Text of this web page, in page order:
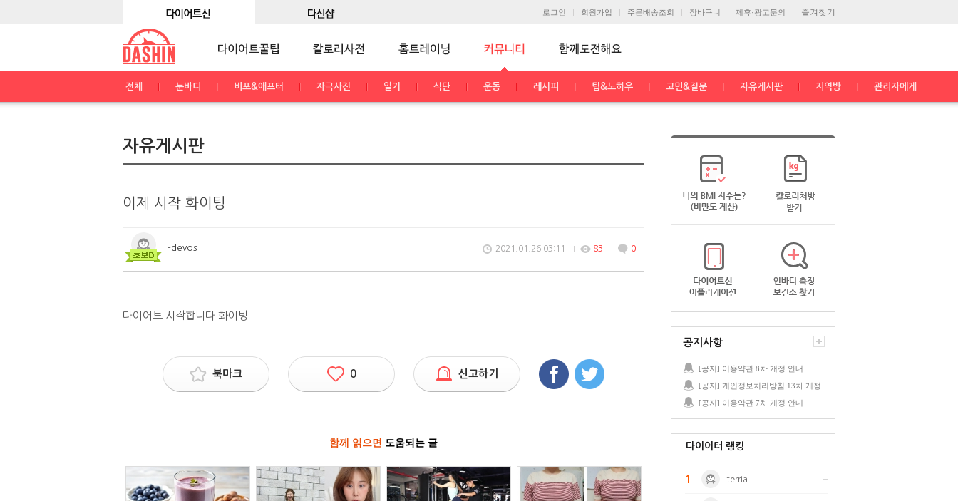
즐겨찾기
로그인 회원가입 주문배송조회 장바구니 제휴·광고문의
전체 눈바디 비포&애프터 자극사진 일기 식단 운동 레시피 팁&노하우 고민&질문 자유게시판 지역방 관리자에게
자유게시판
이제 시작 화이팅
-devos 2021.01.26 03:11 83 0
다이어트 시작합니다 화이팅
북마크 0 신고하기
함께 읽으면 도움되는 글
공지사항
[공지] 이용약관 8차 개정 안내
[공지] 이용약관 7차 개정 안내
다이어터 랭킹
1 terria